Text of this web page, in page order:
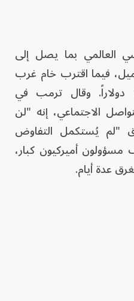
العالمي بما يصل إلى
دولار للبرميل، فيما اقترب خام غرب
تكساس الوسيط من 91 دولاراً. وقال ترمب في
الاجتماعي، إنه "لن
"لم يُستكمل التفاوض
أميركيون كبار،
عدة أيام.